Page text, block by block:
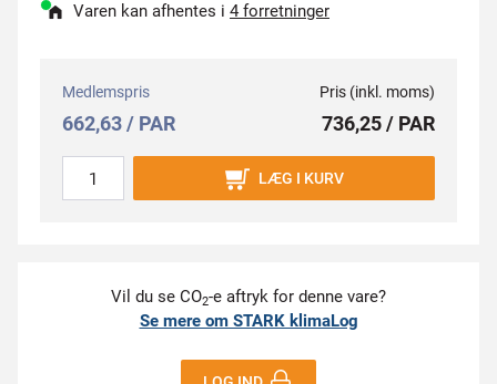
Varen kan afhentes i 4 forretninger
Medlemspris
662,63 / PAR
Pris (inkl. moms)
736,25 / PAR
LÆG I KURV
Vil du se CO2-e aftryk for denne vare?
Se mere om STARK klimaLog